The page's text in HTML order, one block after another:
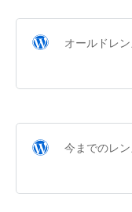
オールドレ
今までのレ